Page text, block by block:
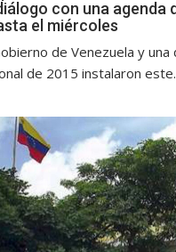
con una agenda
el miércoles
de Venezuela y
de 2015 instalaron